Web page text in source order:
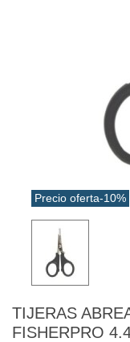
Precio oferta-10%
TIJERAS
FISHERPRO